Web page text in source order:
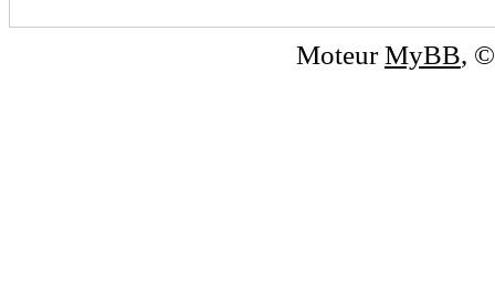
MoteurMyBB,